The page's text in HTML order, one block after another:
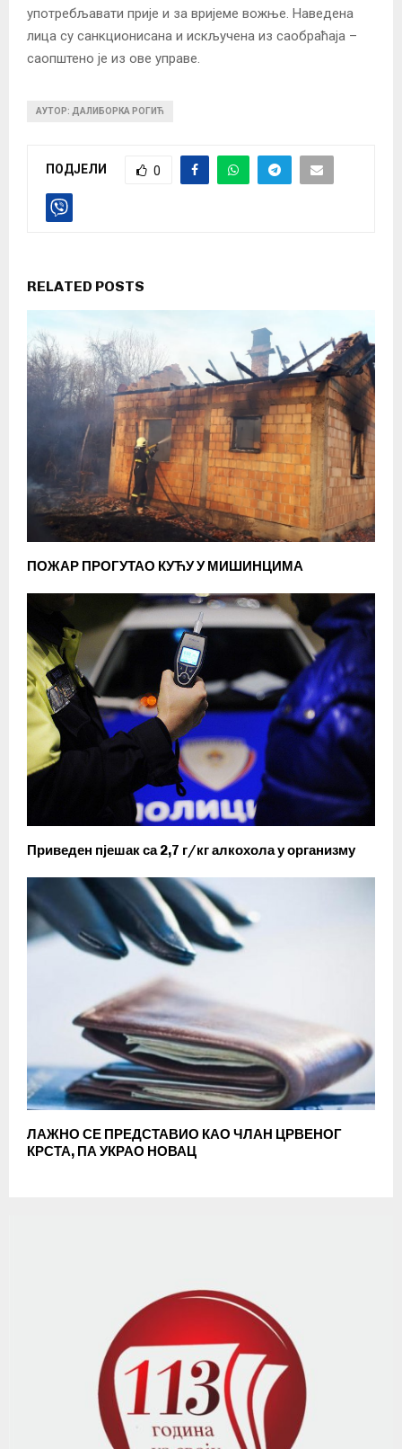
употребљавати прије и за вријеме вожње. Наведена
лица су санкционисана и искључена из саобраћаја –
саопштено је из ове управе.
АУТОР: ДАЛИБОРКА РОГИЋ
ПОДЈЕЛИ 0
RELATED POSTS
ПОЖАР ПРОГУТАО КУЋУ У МИШИНЦИМА
Приведен пјешак са 2,7 г/кг алкохола у организму
ЛАЖНО СЕ ПРЕДСТАВИО КАО ЧЛАН ЦРВЕНОГ
КРСТА, ПА УКРАО НОВАЦ